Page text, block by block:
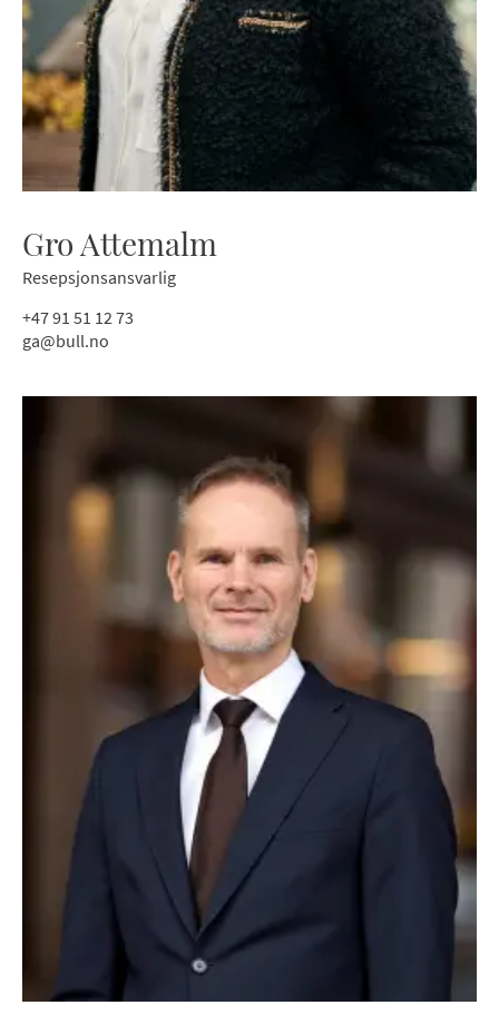
Gro Attemalm
Resepsjonsansvarlig
+47 91 51 12 73
ga@bull.no